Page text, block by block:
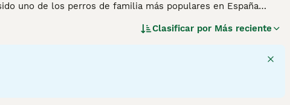
uno de los perros de familia más populares en España
bien a la mayoría de estilos de vida. Los Cocker Spaniel
obtener información sobre esta raza de perro.
Clasificar por Más reciente